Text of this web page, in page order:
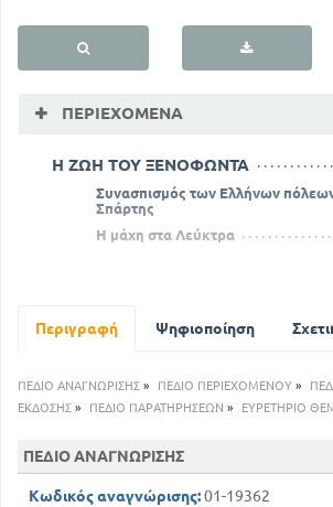
ΠΕΡΙΕΧΌΜΕΝΑ
Η ΖΩΗ ΤΟΥ ΞΕΝΟΦΩΝΤΑ
Συνασπισμός των Ελλήνων πόλεων
Σπάρτης
Η μάχη στα Λεύκτρα
Περιγραφή Ψηφιοποίηση
ΠΕΔΙΟ ΑΝΑΓΝΩΡΙΣΗΣ » ΠΕΔΙΟ ΠΕΡΙΕΧΟΜΕΝΟΥ »
ΕΚΔΟΣΗΣ » ΠΕΔΙΟ ΠΑΡΑΤΗΡΗΣΕΩΝ » ΕΥΡΕΤΗΡΙΟ
ΠΕΔΙΟ ΑΝΑΓΝΩΡΙΣΗΣ
Κωδικός αναγνώρισης:01-19362